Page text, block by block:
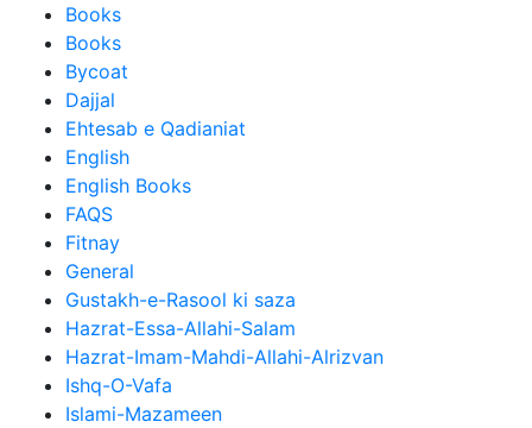
Books
Books
Bycoat
Dajjal
Ehtesab e Qadianiat
English
English Books
FAQS
Fitnay
General
Gustakh-e-Rasool ki saza
Hazrat-Essa-Allahi-Salam
Hazrat-Imam-Mahdi-Allahi-Alrizvan
Ishq-O-Vafa
Islami-Mazameen